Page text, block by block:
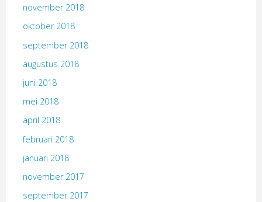
november 2018
oktober 2018
september 2018
augustus 2018
juni 2018
mei 2018
april 2018
februari 2018
januari 2018
november 2017
september 2017